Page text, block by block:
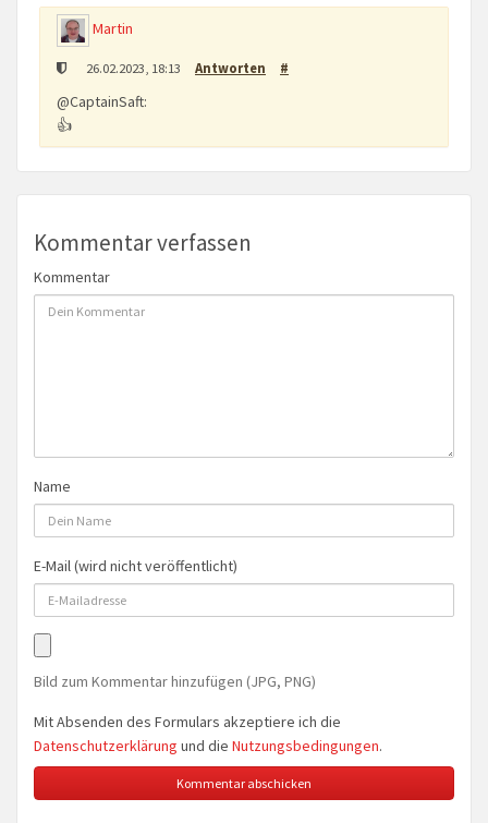
Martin
26.02.2023, 18:13 Antworten #
@CaptainSaft:
👍
Kommentar verfassen
Kommentar
Name
E-Mail (wird nicht veröffentlicht)
Bild zum Kommentar hinzufügen (JPG, PNG)
Mit Absenden des Formulars akzeptiere ich die
Datenschutzerklärung und die Nutzungsbedingungen.